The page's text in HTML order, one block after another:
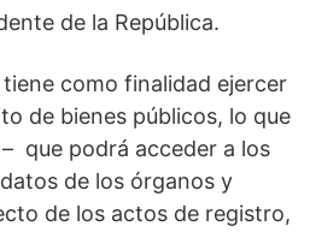
de la República.
como finalidad ejercer
de bienes públicos, lo que
que podrá acceder a los
de los órganos y
de los actos de registro,